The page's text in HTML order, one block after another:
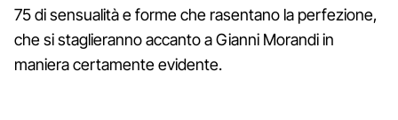
75 di sensualità e forme che rasentano la perfezione,
che si staglieranno accanto a Gianni Morandi in
maniera certamente evidente.